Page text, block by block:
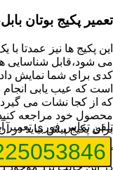
تعمیر پکیج بوتان
این پکیج ها نیز عمدتا
می شود،قابل شناسایی
کدی برای شما نمایش
است که عیب یابی انجام
که از کجا نشات می
محصول خود مراجعه
برای پکیج پیش بیاید در
گاهی نیز هنگام خرابی
در این حالت برد موجود در
تلفن تماس فوریتعمیر